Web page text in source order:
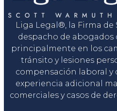
Liga Legal®, la Firma
despacho de abogados
principalmente en los
tránsito y lesiones
compensación laboral y
experiencia adicional
comerciales y casos de